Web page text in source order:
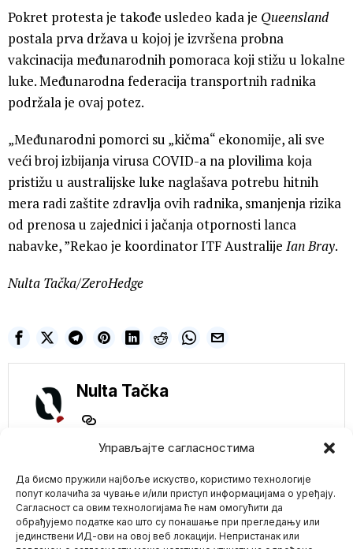
Управљајте сагласностима
Да бисмо пружили најбоље искуство, користимо технологије
попут колачића за чување и/или приступ информацијама о уређају.
Сагласност са овим технологијама ће нам омогућити да
обрађујемо податке као што су понашање при прегледању или
јединствени ИД-ови на овој веб локацији. Непристанак или
Pokret protesta je takođe usledeo kada je Queensland
postala prva država u kojoj je izvršena probna
vakcinacija međunarodnih pomoraca koji stižu u lokalne
luke. Međunarodna federacija transportnih radnika
podržala je ovaj potez.
„Međunarodni pomorci su „kičma“ ekonomije, ali sve
veći broj izbijanja virusa COVID-a na plovilima koja
pristižu u australijske luke naglašava potrebu hitnih
mera radi zaštite zdravlja ovih radnika, smanjenja rizika
od prenosa u zajednici i jačanja otpornosti lanca
nabavke, ”Rekao je koordinator ITF Australije Ian Bray.
Nulta Tačka/ZeroHedge
Nulta Tačka
Mario zna Youtube
Ultra-prerađena
hrana povezana sa
padom kognitivnih
sposobnosti čak i u
malim količinama